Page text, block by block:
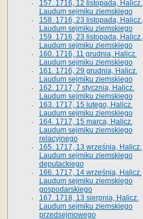
157. 1716, 12 listopada, Halicz.
Laudum sejmiku ziemskiego
158. 1716, 23 listopada, Halicz.
Laudum sejmiku ziemskiego
159. 1716, 23 listopada, Halicz.
Laudum sejmiku ziemskiego
160. 1716, 11 grudnia, Halicz.
Laudum sejmiku ziemskiego
161. 1716, 29 grudnia, Halicz.
Laudum sejmiku ziemskiego
162. 1717, 7 stycznia, Halicz.
Laudum sejmiku ziemskiego
163. 1717, 15 lutego, Halicz.
Laudum sejmiku ziemskiego
164. 1717, 15 marca, Halicz.
Laudum sejmiku ziemskiego
relacyjnego
165. 1717, 13 września, Halicz.
Laudum sejmiku ziemskiego
deputackiego
166. 1717, 14 września, Halicz.
Laudum sejmiku ziemskiego
gospodarskiego
167. 1718, 13 sierpnia, Halicz.
Laudum sejmiku ziemskiego
przedsejmowego